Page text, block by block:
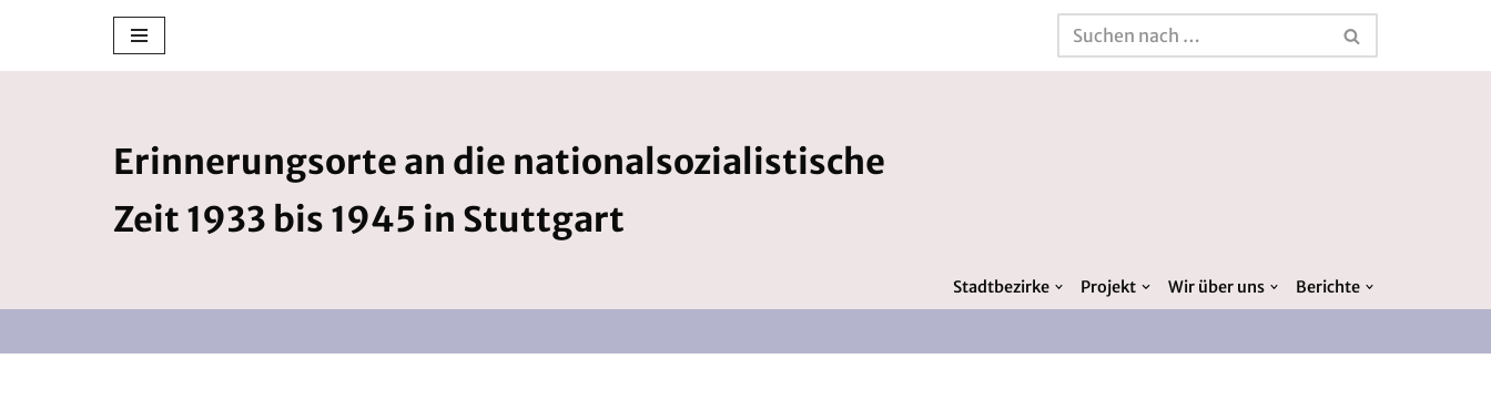
Erinnerungsorte an die nationalsozialistische
Zeit 1933 bis 1945 in Stuttgart
Stadtbezirke Projekt Wir über uns Berichte